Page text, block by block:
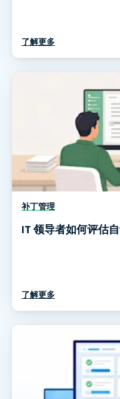
了解更多
补丁管理
IT 领导者如何评估
了解更多